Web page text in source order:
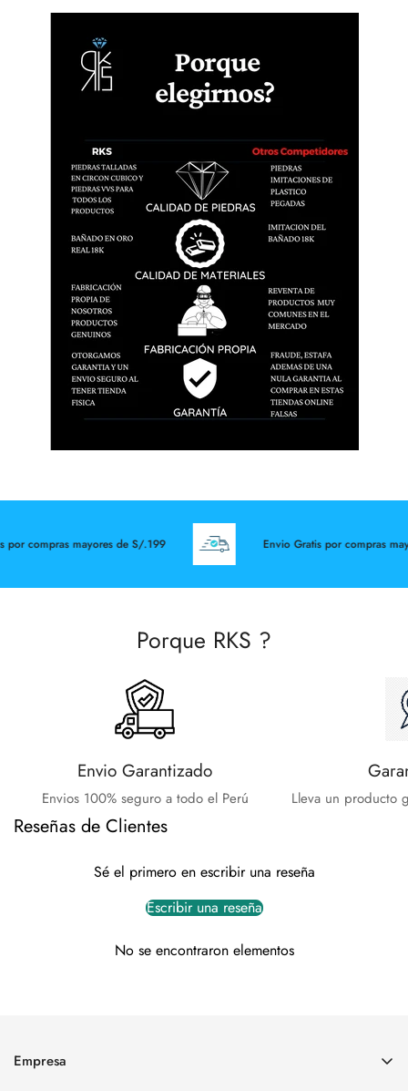
compras mayores de S/.199 Envio Gratis por compras
Porque RKS ?
Envio Garantizado
Envios 100% seguro a todo el Perú Lleva un producto
Reseñas de Clientes
Sé el primero en escribir una reseña
Escribir una reseña
No se encontraron elementos
Empresa
No, I'm not Yes, I am